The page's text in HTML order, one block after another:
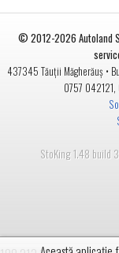
© 2012-2026Autoland
437345 Tăuții Măgherăuș•
0757 042121,
StoKing 1.48 build